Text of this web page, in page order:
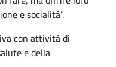
e socialità”.
con attività di
e della